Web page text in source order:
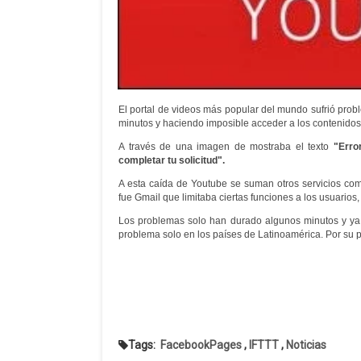
El portal de videos más popular del mundo sufrió
minutos y haciendo imposible acceder a los
A través de una imagen de mostraba el texto
completar tu solicitud".
A esta caída de Youtube se suman otros servicios
fue Gmail que limitaba ciertas funciones a los
Los problemas solo han durado algunos minutos y
problema solo en los países de Latinoamérica. Por su
Tags: FacebookPages, IFTTT, Noticias